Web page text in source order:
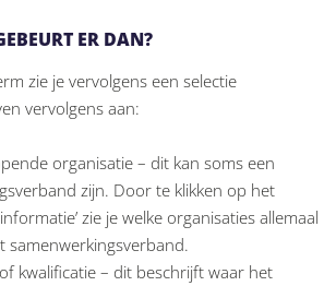
ER DAN?
zie je vervolgens een selectie
vervolgens aan:
organisatie – dit kan soms een
zijn. Door te klikken op het
zie je welke organisaties allemaal
samenwerkingsverband.
kwalificatie – dit beschrijft waar het